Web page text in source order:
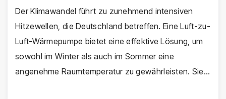
Der Klimawandel führt zu zunehmend intensiven
Hitzewellen, die Deutschland betreffen. Eine Luft-zu-
Luft-Wärmepumpe bietet eine effektive Lösung, um
sowohl im Winter als auch im Sommer eine
angenehme Raumtemperatur zu gewährleisten. Sie…